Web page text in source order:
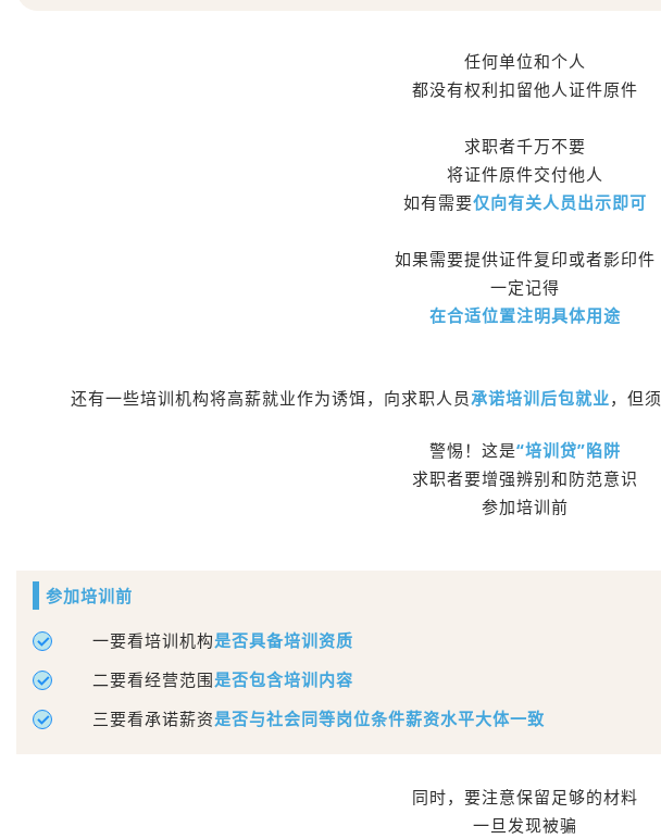
任何单位和个人
都没有权利扣留他人证件原件
求职者千万不要
将证件原件交付他人
如有需要仅向有关人员出示即可
如果需要提供证件复印或者影印件
一定记得
在合适位置注明具体用途
还有一些培训机构将高薪就业作为诱饵，向求职人员承诺培训后包就业，但须
警惕！这是“培训贷”陷阱
求职者要增强辨别和防范意识
参加培训前
参加培训前
一要看培训机构是否具备培训资质
二要看经营范围是否包含培训内容
三要看承诺薪资是否与社会同等岗位条件薪资水平大体一致
同时，要注意保留足够的材料
一旦发现被骗